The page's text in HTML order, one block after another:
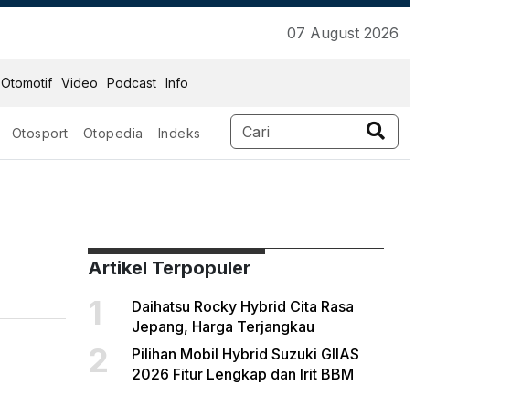
07 August 2026
Otomotif Video Podcast Info
Otosport Otopedia Indeks
Artikel Terpopuler
1
Daihatsu Rocky Hybrid Cita Rasa
Jepang, Harga Terjangkau
2
Pilihan Mobil Hybrid Suzuki GIIAS
2026 Fitur Lengkap dan Irit BBM